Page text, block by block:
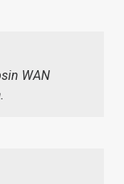
WAN